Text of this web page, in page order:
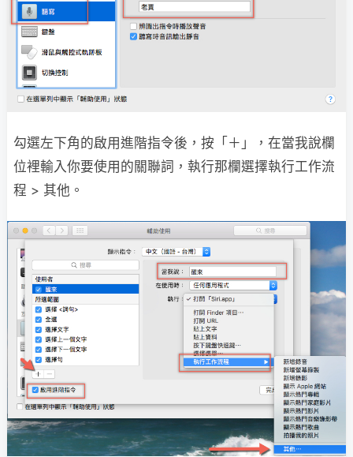
勾選左下角的啟用進階指令後，按「＋」，在當我說欄
位裡輸入你要使用的關聯詞，執行那欄選擇執行工作流
程 > 其他。